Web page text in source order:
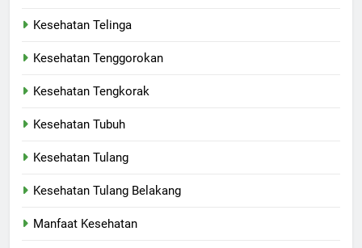
Kesehatan Telinga
Kesehatan Tenggorokan
Kesehatan Tengkorak
Kesehatan Tubuh
Kesehatan Tulang
Kesehatan Tulang Belakang
Manfaat Kesehatan